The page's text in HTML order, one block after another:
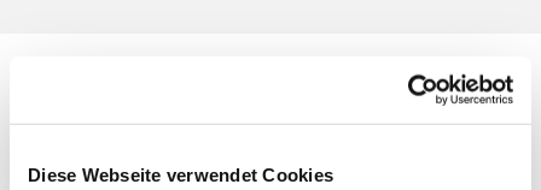
Diese Webseite verwendet Cookies